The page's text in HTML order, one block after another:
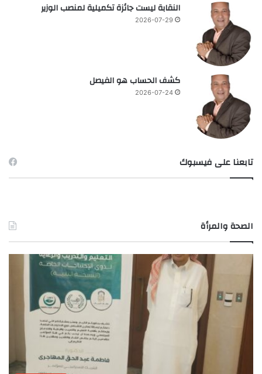
النقابة ليست جائزة تكميلية لمنصب الوزير
2026-07-29
كشف الحساب هو الفيصل
2026-07-24
تابعنا على فيسبوك
الصحة والمرأة